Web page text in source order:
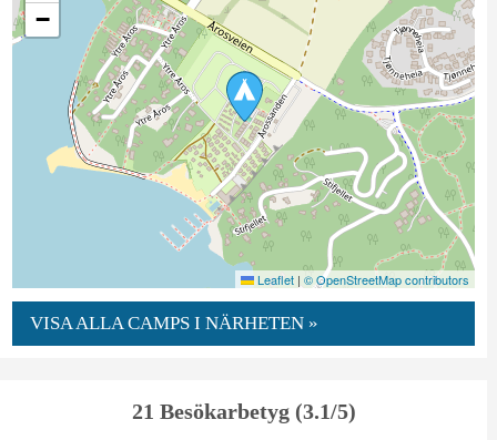
−
Leaflet | © OpenStreetMap contributors
VISA ALLA CAMPS I NÄRHETEN »
21 Besökarbetyg (3.1/5)